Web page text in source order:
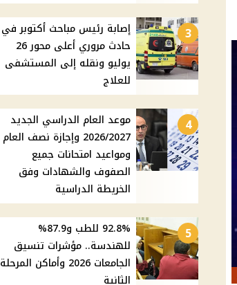
3
إصابة رئيس مباحث أكتوبر في
حادث مروري أعلى محور 26
يوليو ونقله إلى المستشفى
للعلاج
4
موعد العام الدراسي الجديد
2026/2027 وإجازة نصف العام
ومواعيد امتحانات جميع
الصفوف والشهادات وفق
الخريطة الدراسية
5
92.8% للطب و87.9%
للهندسة.. مؤشرات تنسيق
الجامعات 2026 وأماكن المرحلة
الثانية